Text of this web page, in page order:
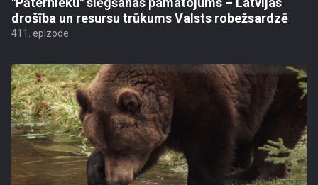
drošība un resursu trūkums Valsts robežsardzē
411. epizode